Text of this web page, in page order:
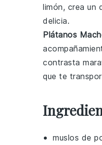
limón, crea un
delicia.
Plátanos
contrasta
que te
muslos de